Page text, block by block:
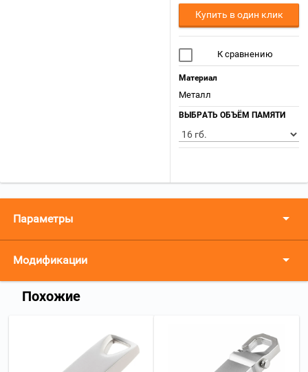
Купить в один клик
К сравнению
Материал
Металл
ВЫБРАТЬ ОБЪЁМ ПАМЯТИ
Параметры
Модификации
Похожие